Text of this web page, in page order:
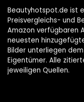
Beautyhotspot.de ist
Preisvergleichs- und
Amazon verfügbaren
neuesten
Bilder unterliegen
Eigentümer. Alle
jeweiligen Quellen.